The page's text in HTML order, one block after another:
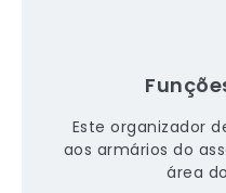
Este organizador
aos armários do
área